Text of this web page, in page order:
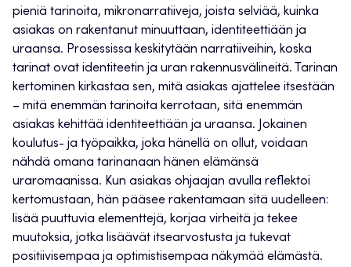
pieniä tarinoita, mikronarratiiveja, joista selviää, kuinka
asiakas on rakentanut minuuttaan, identiteettiään ja
uraansa. Prosessissa keskitytään narratiiveihin, koska
tarinat ovat identiteetin ja uran rakennusvälineitä. Tarinan
kertominen kirkastaa sen, mitä asiakas ajattelee itsestään
– mitä enemmän tarinoita kerrotaan, sitä enemmän
asiakas kehittää identiteettiään ja uraansa. Jokainen
koulutus- ja työpaikka, joka hänellä on ollut, voidaan
nähdä omana tarinanaan hänen elämänsä
uraromaanissa. Kun asiakas ohjaajan avulla reflektoi
kertomustaan, hän pääsee rakentamaan sitä uudelleen:
lisää puuttuvia elementtejä, korjaa virheitä ja tekee
muutoksia, jotka lisäävät itsearvostusta ja tukevat
positiivisempaa ja optimistisempaa näkymää elämästä.